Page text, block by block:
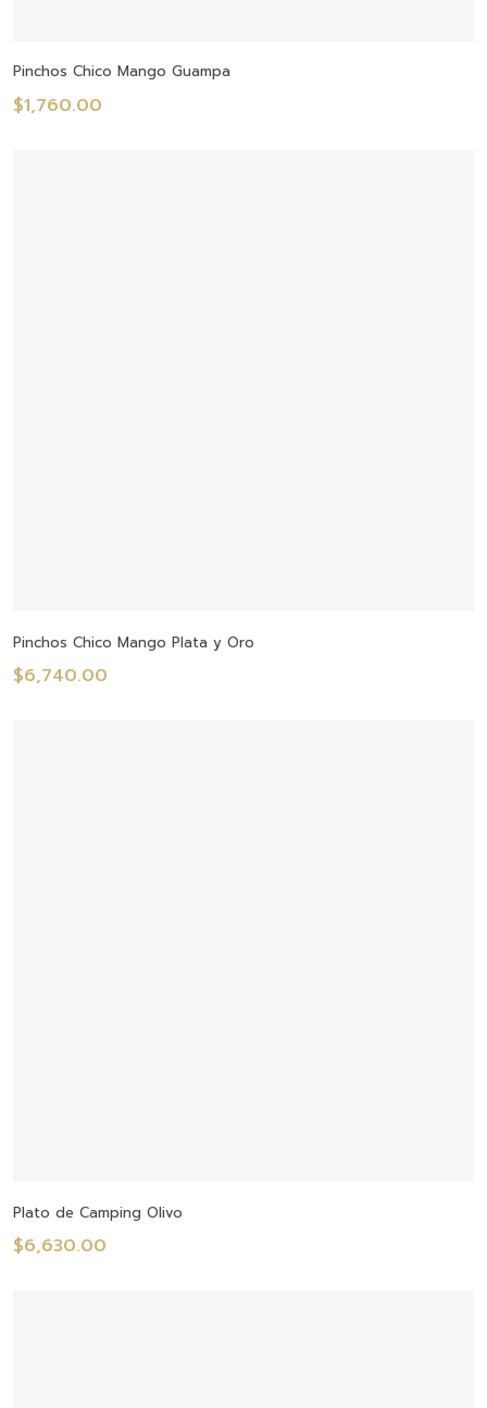
Añadir Al Carrito
Pinchos Chico Mango Guampa
$1,760.00
Añadir Al Carrito
Pinchos Chico Mango Plata y Oro
$6,740.00
Seleccionar Opciones
Plato de Camping Olivo
$6,630.00